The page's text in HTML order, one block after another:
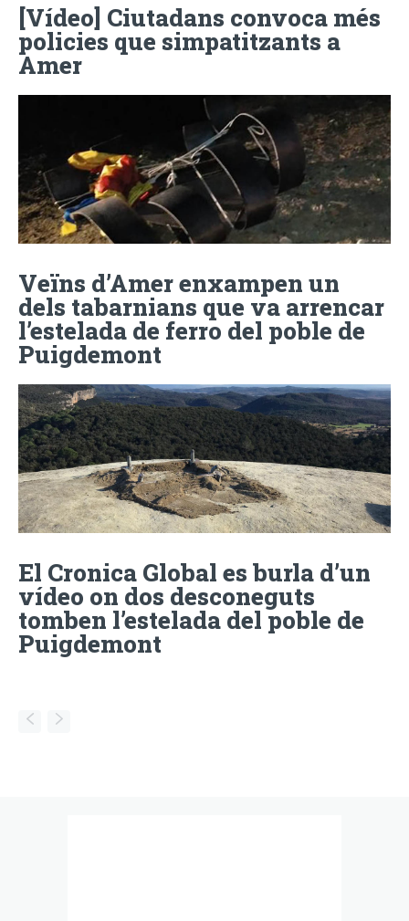
[Vídeo] Ciutadans convoca més
policies que simpatitzants a
Amer
Veïns d’Amer enxampen un
dels tabarnians que va arrencar
l’estelada de ferro del poble de
Puigdemont
El Cronica Global es burla d’un
vídeo on dos desconeguts
tomben l’estelada del poble de
Puigdemont